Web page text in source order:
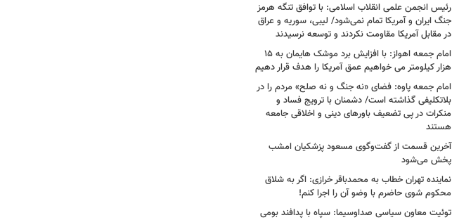
رئیس انجمن علمی انقلاب اسلامی: با توافق تنگه هرمز
جنگ ایران و آمریکا تمام نمی‌شود/ لیبی، سوریه و عراق
در مقابل آمریکا مقاومت نکردند و توسعه نرسیدند
امام‌ جمعه اهواز: با افزایش برد موشک هایمان به ۱۵
هزار کیلومتر می خواهیم عمق آمریکا را هدف قرار دهیم
امام جمعه پاوه: فضای «نه جنگ و نه صلح» مردم را در
بلاتکلیفی گذاشته است/ دشمنان با ترویج فساد و
منکرات در پی تضعیف باورهای دینی و اخلاقی جامعه
هستند
آخرین قسمت از گفت‌وگوی مسعود پزشکیان امشب
پخش می‌شود
نماینده تهران خطاب به محمدباقر خرازی: اگر به شلاق
محکوم شوی حاضرم با وضو آن را اجرا کنم!
توئیت معاون سیاسی صداوسیما: سپاه با پدافند بومی